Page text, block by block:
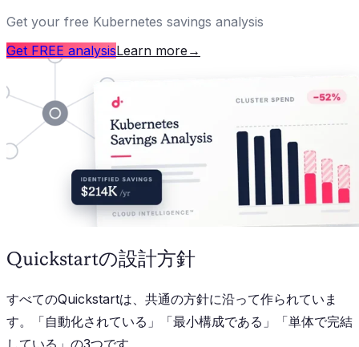
Get your free Kubernetes savings analysis
Get FREE analysisLearn more →
Quickstartの設計方針
すべてのQuickstartは、共通の方針に沿って作られていま
す。「自動化されている」「最小構成である」「単体で完結
している」の3つです。